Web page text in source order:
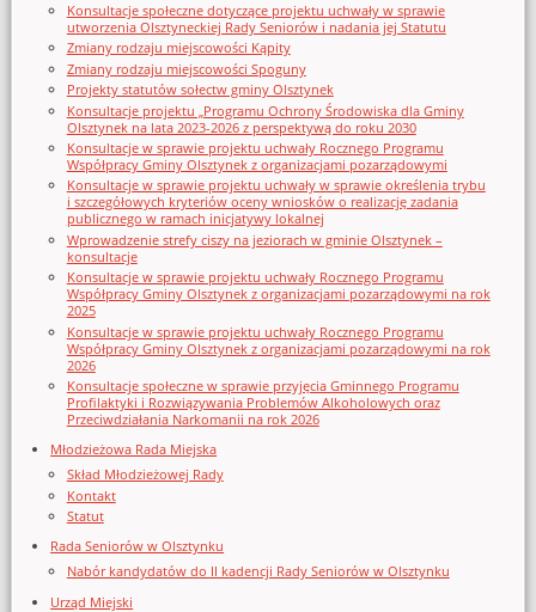
Konsultacje społeczne dotyczące projektu uchwały w sprawie
utworzenia Olsztyneckiej Rady Seniorów i nadania jej Statutu
Zmiany rodzaju miejscowości Kąpity
Zmiany rodzaju miejscowości Spoguny
Projekty statutów sołectw gminy Olsztynek
Konsultacje projektu „Programu Ochrony Środowiska dla Gminy
Olsztynek na lata 2023-2026 z perspektywą do roku 2030
Konsultacje w sprawie projektu uchwały Rocznego Programu
Współpracy Gminy Olsztynek z organizacjami pozarządowymi
Konsultacje w sprawie projektu uchwały w sprawie określenia trybu
i szczegółowych kryteriów oceny wniosków o realizację zadania
publicznego w ramach inicjatywy lokalnej
Wprowadzenie strefy ciszy na jeziorach w gminie Olsztynek –
konsultacje
Konsultacje w sprawie projektu uchwały Rocznego Programu
Współpracy Gminy Olsztynek z organizacjami pozarządowymi na rok
2025
Konsultacje w sprawie projektu uchwały Rocznego Programu
Współpracy Gminy Olsztynek z organizacjami pozarządowymi na rok
2026
Konsultacje społeczne w sprawie przyjęcia Gminnego Programu
Profilaktyki i Rozwiązywania Problemów Alkoholowych oraz
Przeciwdziałania Narkomanii na rok 2026
Młodzieżowa Rada Miejska
Skład Młodzieżowej Rady
Kontakt
Statut
Rada Seniorów w Olsztynku
Nabór kandydatów do II kadencji Rady Seniorów w Olsztynku
Urząd Miejski